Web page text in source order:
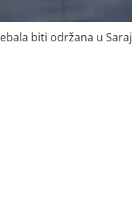
biti održana u